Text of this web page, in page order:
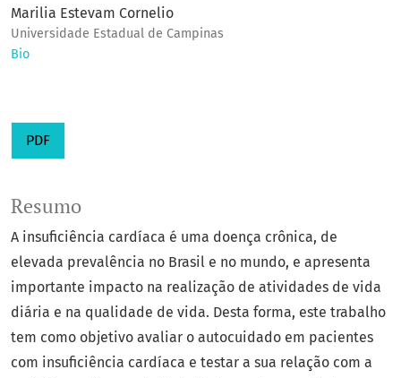
Marilia Estevam Cornelio
Universidade Estadual de Campinas
Bio
PDF
Resumo
A insuficiência cardíaca é uma doença crônica, de
elevada prevalência no Brasil e no mundo, e apresenta
importante impacto na realização de atividades de vida
diária e na qualidade de vida. Desta forma, este trabalho
tem como objetivo avaliar o autocuidado em pacientes
com insuficiência cardíaca e testar a sua relação com a